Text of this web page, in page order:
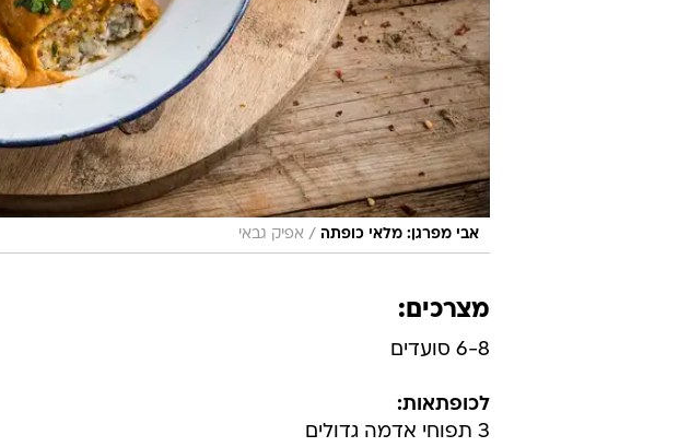
אבי מפרגן: מלאי כופתה / אפיק גבאי
מצרכים:
6-8 סועדים
לכופתאות:
3 תפוחי אדמה גדולים